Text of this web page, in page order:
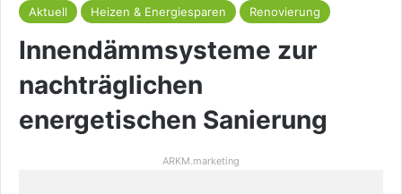
Aktuell Heizen & Energiesparen Renovierung
Innendämmsysteme zur
nachträglichen
energetischen Sanierung
ARKM.marketing